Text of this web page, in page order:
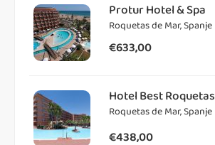
Protur Hotel & Spa
Roquetas de Mar, Spanje
€633,00
Hotel Best Roquetas
Roquetas de Mar, Spanje
€438,00